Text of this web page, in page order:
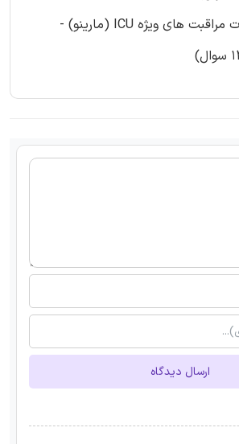
سوالات مراقبت های ویژه ICU (مارینو) -
ارسال دیدگاه